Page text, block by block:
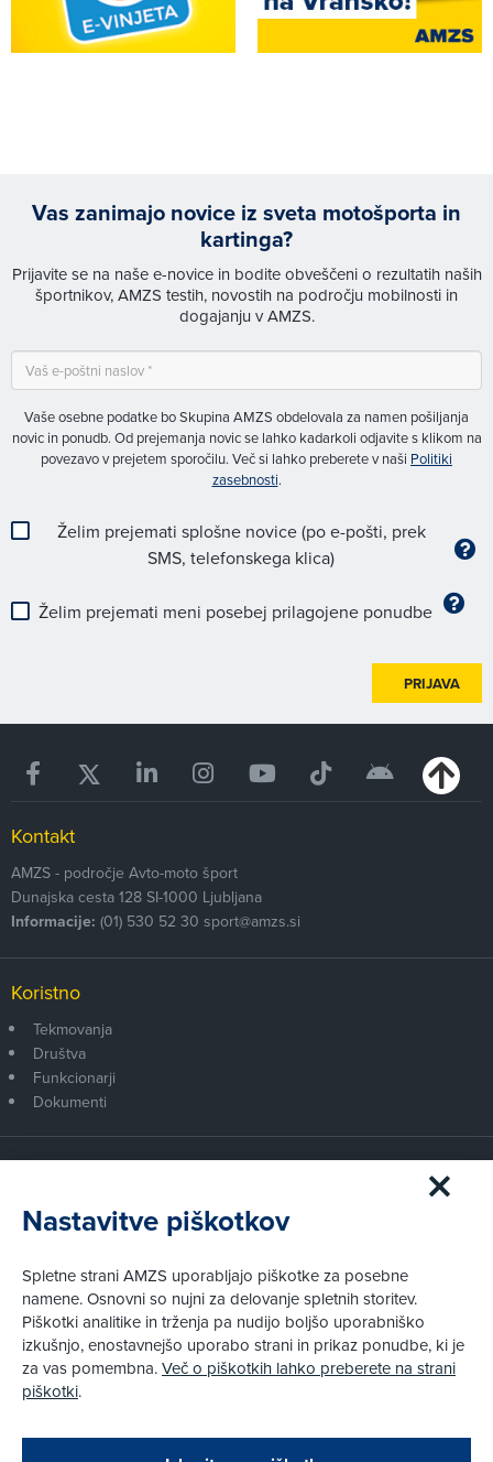
Zapri
Vas zanimajo novice iz sveta motošporta in
kartinga?
Prijavite se na naše e-novice in bodite obveščeni o rezultatih naših
športnikov, AMZS testih, novostih na področju mobilnosti in
dogajanju v AMZS.
Vaše osebne podatke bo Skupina AMZS obdelovala za namen pošiljanja
novic in ponudb. Od prejemanja novic se lahko kadarkoli odjavite s klikom na
povezavo v prejetem sporočilu. Več si lahko preberete v naši Politiki
zasebnosti.
Želim prejemati splošne novice (po e-pošti, prek
SMS, telefonskega klica)
Želim prejemati meni posebej prilagojene ponudbe
PRIJAVA
Kontakt
AMZS - področje Avto-moto šport
Dunajska cesta 128 SI-1000 Ljubljana
Informacije: (01) 530 52 30 sport@amzs.si
Koristno
Tekmovanja
Društva
Funkcionarji
Dokumenti
Postanite član AMZS
Zakaj (p)ostati član?
Kako vam pomagamo
Pravni vidiki
Piškotki
Pravno obvestilo
Nastavitve piškotkov
Spletne strani AMZS uporabljajo piškotke za posebne
namene. Osnovni so nujni za delovanje spletnih storitev.
Piškotki analitike in trženja pa nudijo boljšo uporabniško
izkušnjo, enostavnejšo uporabo strani in prikaz ponudbe, ki je
za vas pomembna.Več o piškotkih lahko preberete na strani
piškotki.